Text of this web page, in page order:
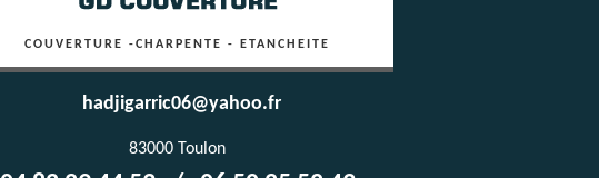
COUVERTURE -CHARPENTE - ETANCHEITE
hadjigarric06@yahoo.fr
83000 Toulon